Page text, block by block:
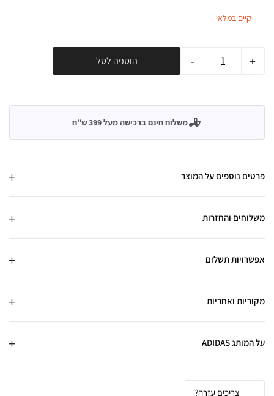
קיים במלאי
- + הוספה לסל
משלוח חינם ברכישה מעל 399 ש"ח
פרטים נוספים על המוצר
משלוחים והחזרות
אפשרויות תשלום
מקוריות ואחריות
על המותג ADIDAS
צריכים עזרה?